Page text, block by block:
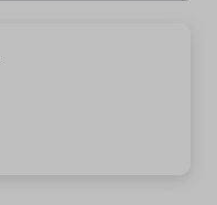
user/itvp/videos?